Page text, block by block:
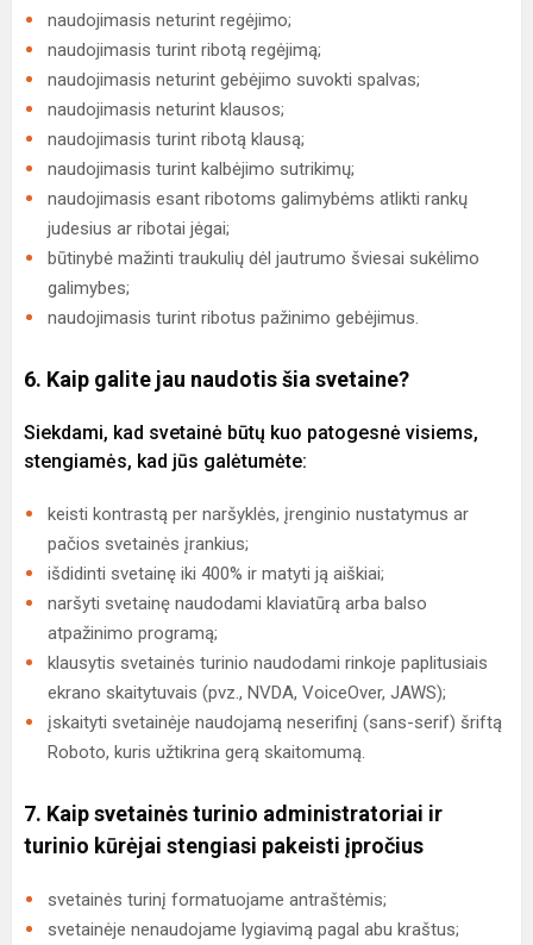
naudojimasis neturint regėjimo;
naudojimasis turint ribotą regėjimą;
naudojimasis neturint gebėjimo suvokti spalvas;
naudojimasis neturint klausos;
naudojimasis turint ribotą klausą;
naudojimasis turint kalbėjimo sutrikimų;
naudojimasis esant ribotoms galimybėms atlikti rankų
judesius ar ribotai jėgai;
būtinybė mažinti traukulių dėl jautrumo šviesai sukėlimo
galimybes;
naudojimasis turint ribotus pažinimo gebėjimus.
6. Kaip galite jau naudotis šia svetaine?
Siekdami, kad svetainė būtų kuo patogesnė visiems,
stengiamės, kad jūs galėtumėte:
keisti kontrastą per naršyklės, įrenginio nustatymus ar
pačios svetainės įrankius;
išdidinti svetainę iki 400% ir matyti ją aiškiai;
naršyti svetainę naudodami klaviatūrą arba balso
atpažinimo programą;
klausytis svetainės turinio naudodami rinkoje paplitusiais
ekrano skaitytuvais (pvz., NVDA, VoiceOver, JAWS);
įskaityti svetainėje naudojamą neserifinį (sans-serif) šriftą
Roboto, kuris užtikrina gerą skaitomumą.
7. Kaip svetainės turinio administratoriai ir
turinio kūrėjai stengiasi pakeisti įpročius
svetainės turinį formatuojame antraštėmis;
svetainėje nenaudojame lygiavimą pagal abu kraštus;